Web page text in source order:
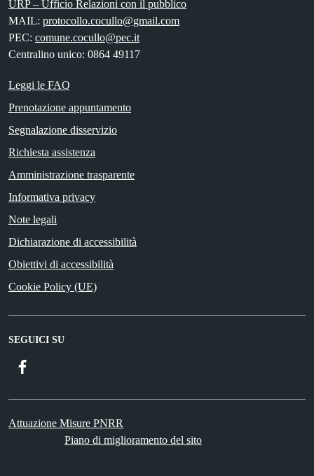
URP – Ufficio Relazioni con il pubblico
MAIL: protocollo.cocullo@gmail.com
PEC: comune.cocullo@pec.it
Centralino unico: 0864 49117
Leggi le FAQ
Prenotazione appuntamento
Segnalazione disservizio
Richiesta assistenza
Amministrazione trasparente
Informativa privacy
Note legali
Dichiarazione di accessibilità
Obiettivi di accessibilità
Cookie Policy (UE)
SEGUICI SU
Attuazione Misure PNRR
Piano di miglioramento del sito